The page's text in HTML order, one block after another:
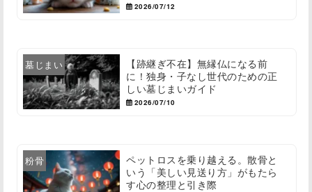
2026/07/12
墓じまい
【跡継ぎ不在】無縁仏になる前
に！独身・子なし世代のための正
しい墓じまいガイド
2026/07/10
粉骨
ペットロスを乗り越える。散骨と
いう「美しい見送り方」がもたら
す心の整理と引き際